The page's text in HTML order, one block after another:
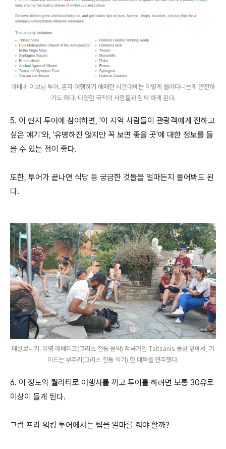
아테네 이브닝 투어. 혼자 여행하기 애매한 시간대에는 이렇게 몰려다니는게 안전하
기도 하다. 다양한 국적의 사람들과 함께 하게 된다.
5. 이 현지 투어에 참여하면, '이 지역 사람들이 관광객에게 전하고
싶은 얘기'와, '유명하진 않지만 꼭 보면 좋을 곳'에 대한 정보를 들
을 수 있는 점이 좋다.
또한, 투어가 끝나면 식당 등 궁금한 것들을 얼마든지 물어봐도 된
다.
테살로니키. 유명 레베티코(그리스 전통 음악) 작곡가인 Tsitsanis 동상 앞에서, 가
이드는 부주키(그리스 전통 악기) 한 대목을 연주했다.
6. 이 정도의 퀄리티로 여행사를 끼고 투어를 하려면 보통 30유로
이상이 들게 된다.
그럼 프리 워킹 투어에서는 팁을 얼마를 줘야 할까?